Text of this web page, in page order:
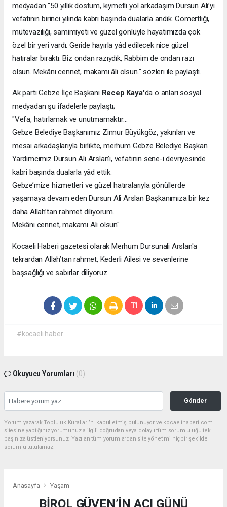
medyadan "50 yıllık dostum, kıymetli yol arkadaşım Dursun Ali’yi
vefatının birinci yılında kabri başında dualarla andık. Cömertliği,
mütevazılığı, samimiyeti ve güzel gönlüyle hayatımızda çok
özel bir yeri vardı. Geride hayırla yâd edilecek nice güzel
hatıralar bıraktı. Biz ondan razıydık, Rabbim de ondan razı
olsun. Mekânı cennet, makamı âli olsun." sözleri ile paylaştı..
Ak parti Gebze İlçe Başkanı Recep Kaya'da o anları sosyal
medyadan şu ifadelerle paylaştı;
"Vefa, hatırlamak ve unutmamaktır…
Gebze Belediye Başkanımız Zinnur Büyükgöz, yakınları ve
mesai arkadaşlarıyla birlikte, merhum Gebze Belediye Başkan
Yardımcımız Dursun Ali Arslan’ı, vefatının sene-i devriyesinde
kabri başında dualarla yâd ettik.
Gebze’mize hizmetleri ve güzel hatıralarıyla gönüllerde
yaşamaya devam eden Dursun Ali Arslan Başkanımıza bir kez
daha Allah’tan rahmet diliyorum.
Mekânı cennet, makamı Ali olsun"
Kocaeli Haberi gazetesi olarak Merhum Dursunali Arslan'a
tekrardan Allah’tan rahmet, Kederli Ailesi ve sevenlerine
başsağlığı ve sabırlar diliyoruz.
#kocaeli haber
Okuyucu Yorumları (0)
Gönder
Yorum yazarak Topluluk Kuralları’nı kabul etmiş bulunuyor ve kocaelihaberi.com
sitesine yaptığınız yorumunuzla ilgili doğrudan veya dolaylı tüm sorumluluğu tek
başınıza üstleniyorsunuz. Yazılan tüm yorumlardan site yönetimi hiçbir şekilde
sorumlu tutulamaz.
Anasayfa Yaşam
BİROL GÜVEN’İN ACI GÜNÜ